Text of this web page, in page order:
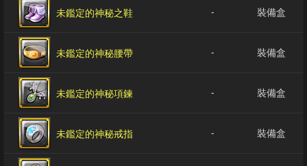
未鑑定的神秘之鞋 - 裝備盒
未鑑定的神秘腰帶 - 裝備盒
未鑑定的神秘項鍊 - 裝備盒
未鑑定的神秘戒指 - 裝備盒